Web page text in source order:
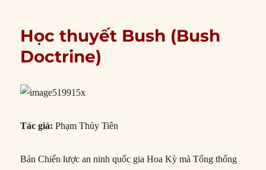
Học thuyết Bush (Bush
Doctrine)
Tác giả: Phạm Thủy Tiên
Bản Chiến lược an ninh quốc gia Hoa Kỳ mà Tổng thống